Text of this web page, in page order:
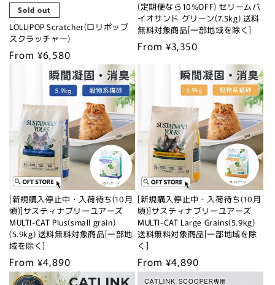
Sold out
LOLLIPOP Scratcher(ロリポップ
スクラッチャー)
Regular
From ¥6,580
(定期便なら10%OFF) セリームバ
イオサンド グリーン(7.5kg) 送料
無料対象商品[一部地域を除く]
Regular
price
From ¥3,350
[新規購入停止中・入荷待ち(10月
頃)]サスティナブリーユアーズ
MULTI-CAT Plus(small grain)
(5.9kg) 送料無料対象商品[一部地
域を除く]
Regular
price
From ¥4,890
[新規購入停止中・入荷待ち(10月
頃)]サスティナブリーユアーズ
MULTI-CAT Large Grains(5.9kg)
送料無料対象商品[一部地域を除
く]
Regular
price
From ¥4,890